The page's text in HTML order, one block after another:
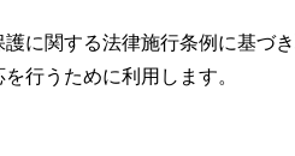
に関する法律施行条例に基づ
行うために利用します。